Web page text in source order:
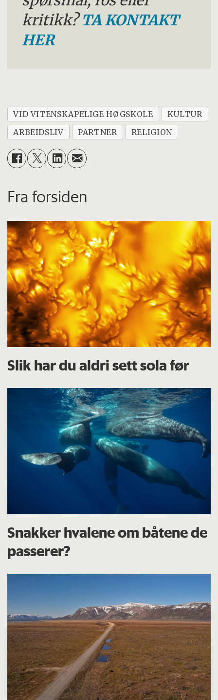
kritikk?TA KONTAKT
HER
VID VITENSKAPELIGE HØGSKOLE
KULTUR
ARBEIDSLIV
PARTNER RELIGION
Fra forsiden
Slik har du aldri sett sola før
Snakker hvalene om båtene de
passerer?